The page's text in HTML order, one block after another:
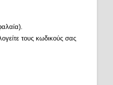
τους κωδικούς σας